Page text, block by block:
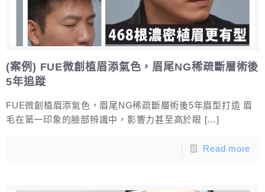
(案例) FUE微創植眉添氣色，眉尾NG稀疏斷層術後
5年追蹤
FUE微創植眉添氣色，眉尾NG稀疏斷層術後5年眉型打造 眉
毛在第一印象的臉部辨識中，影響力甚至高於眼 […]
Read more